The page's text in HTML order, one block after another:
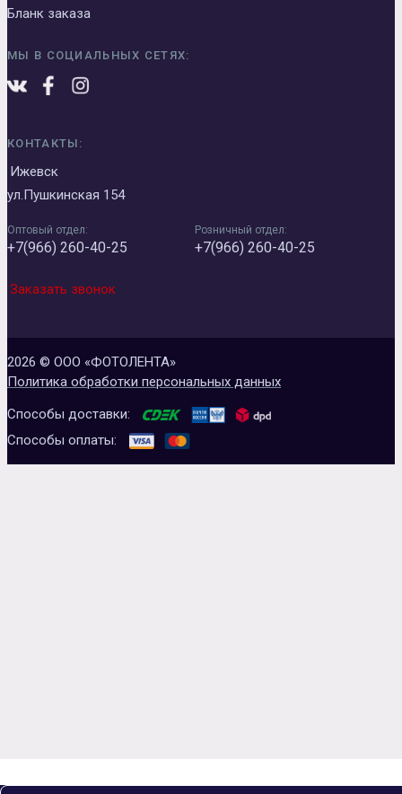
Бланк заказа
МЫ В СОЦИАЛЬНЫХ СЕТЯХ:
КОНТАКТЫ:
Ижевск
ул.Пушкинская 154
Оптовый отдел:
+7(966) 260-40-25
Розничный отдел:
+7(966) 260-40-25
Заказать звонок
2026 © ООО «ФОТОЛЕНТА»
Политика обработки персональных данных
Способы доставки:
Способы оплаты: